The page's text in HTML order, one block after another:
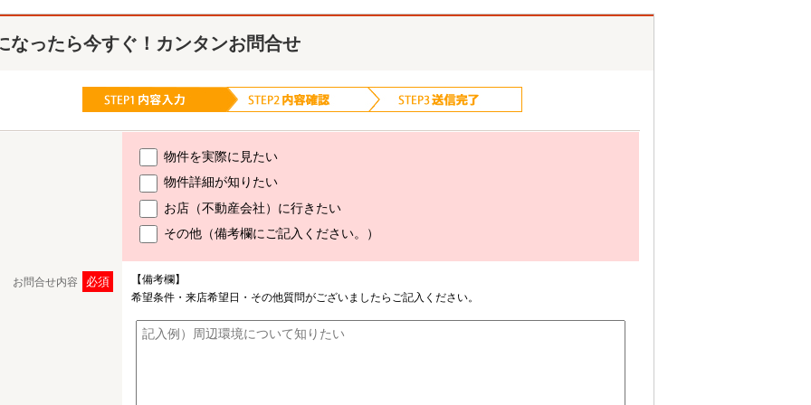
なったら今すぐ！カンタンお問合せ
お問合せ内容 必須
物件を実際に見たい
物件詳細が知りたい
お店（不動産会社）に行きたい
その他（備考欄にご記入ください。）
【備考欄】
希望条件・来店希望日・その他質問がございましたらご記入ください。